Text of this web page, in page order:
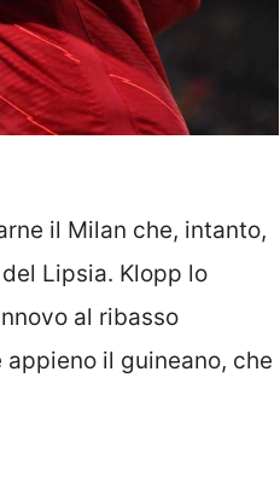
il Milan che, intanto,
Lipsia. Klopp lo
al ribasso
il guineano, che